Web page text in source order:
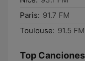
Paris: 91.7 FM
Toulouse: 91.5 FM
Top Canciones